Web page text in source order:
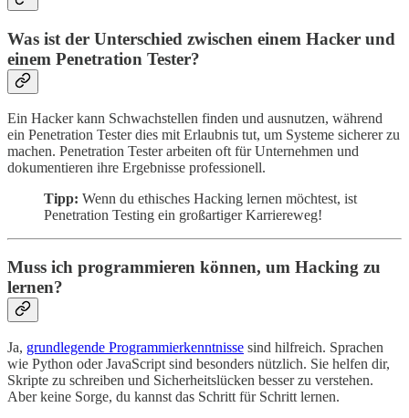
Was ist der Unterschied zwischen einem Hacker und
einem Penetration Tester?
Ein Hacker kann Schwachstellen finden und ausnutzen, während
ein Penetration Tester dies mit Erlaubnis tut, um Systeme sicherer zu
machen. Penetration Tester arbeiten oft für Unternehmen und
dokumentieren ihre Ergebnisse professionell.
Tipp: Wenn du ethisches Hacking lernen möchtest, ist
Penetration Testing ein großartiger Karriereweg!
Muss ich programmieren können, um Hacking zu
lernen?
Ja, grundlegende Programmierkenntnisse sind hilfreich. Sprachen
wie Python oder JavaScript sind besonders nützlich. Sie helfen dir,
Skripte zu schreiben und Sicherheitslücken besser zu verstehen.
Aber keine Sorge, du kannst das Schritt für Schritt lernen.